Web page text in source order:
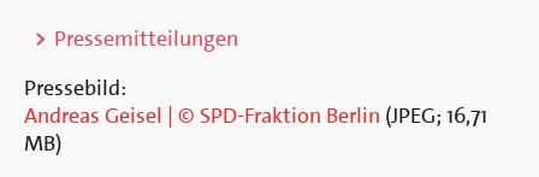
>
Pressemitteilungen
Pressebild:
Andreas Geisel | © SPD-Fraktion Berlin (JPEG; 16,71
MB)